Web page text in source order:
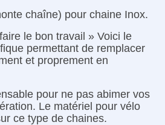
chaîne) pour chaine Inox.
le bon travail » Voici le
permettant de remplacer
et proprement en
pour ne pas abimer vos
Le matériel pour vélo
ce type de chaines.